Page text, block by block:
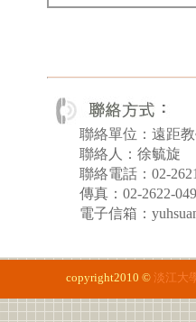
聯絡單位：遠距
聯絡人：徐毓旋
聯絡電話：02-
傳真：02-2622-
電子信箱：
copyright2010 © 淡江大